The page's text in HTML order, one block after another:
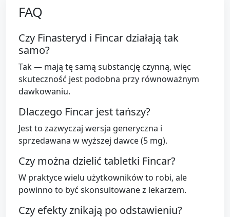
FAQ
Czy Finasteryd i Fincar działają tak
samo?
Tak — mają tę samą substancję czynną, więc
skuteczność jest podobna przy równoważnym
dawkowaniu.
Dlaczego Fincar jest tańszy?
Jest to zazwyczaj wersja generyczna i
sprzedawana w wyższej dawce (5 mg).
Czy można dzielić tabletki Fincar?
W praktyce wielu użytkowników to robi, ale
powinno to być skonsultowane z lekarzem.
Czy efekty znikają po odstawieniu?